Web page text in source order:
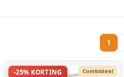
1
-25% KORTING Combisteel